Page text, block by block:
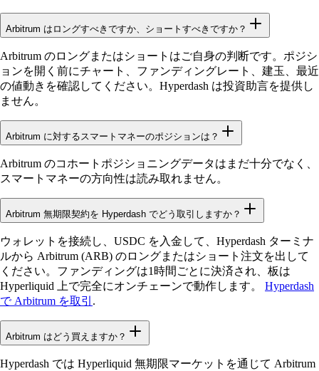
Arbitrum はロングすべきですか、ショートすべきですか？
Arbitrum のロングまたはショートはご自身の判断です。ポジシ
ョンを開く前にチャート、ファンディングレート、建玉、最近
の値動きを確認してください。Hyperdash は投資助言を提供し
ません。
Arbitrum に対するスマートマネーのポジションは？
Arbitrum のコホートポジショニングデータはまだ十分でなく、
スマートマネーの方向性は読み取れません。
Arbitrum 無期限契約を Hyperdash でどう取引しますか？
ウォレットを接続し、USDC を入金して、Hyperdash ターミナ
ルから Arbitrum (ARB) のロングまたはショート注文を出して
ください。ファンディングは1時間ごとに決済され、板は
Hyperliquid 上で完全にオンチェーンで動作します。
Hyperdash
で Arbitrum を取引 .
Arbitrum はどう買えますか？
Hyperdash では Hyperliquid 無期限マーケットを通じて Arbitrum